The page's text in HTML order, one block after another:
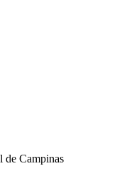
de Campinas